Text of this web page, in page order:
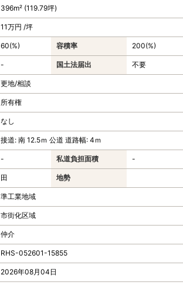
396m² (119.79坪)
11万円 /坪
60(%) 容積率 200(%)
- 国土法届出 不要
更地/相談
所有権
なし
接道: 南 12.5ｍ 公道 道路幅: 4ｍ
- 私道負担面積 -
田 地勢
準工業地域
市街化区域
仲介
RHS-052601-15855
2026年08月04日